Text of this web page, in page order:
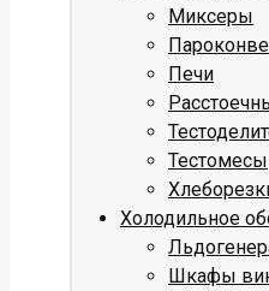
Миксеры
Печи
Тестомесы
Холодильное
Шкафы